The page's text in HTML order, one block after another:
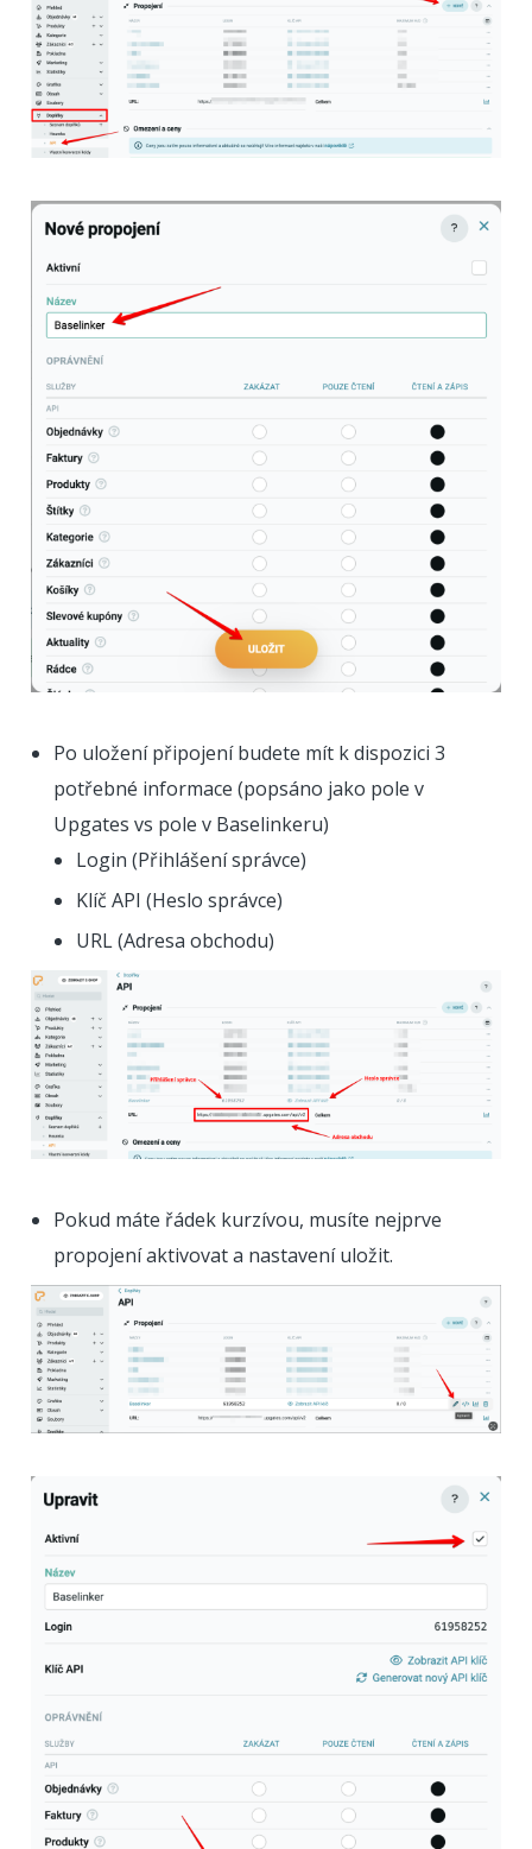
Po uložení připojení budete mít k dispozici 3
potřebné informace (popsáno jako pole v
Upgates vs pole v Baselinkeru)
Login (Přihlášení správce)
Klíč API (Heslo správce)
URL (Adresa obchodu)
Pokud máte řádek kurzívou, musíte nejprve
propojení aktivovat a nastavení uložit.